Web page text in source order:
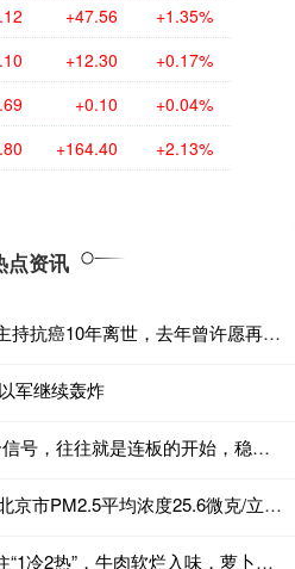
+47.56 +1.35%
+12.30 +0.17%
+0.10 +0.04%
+164.40 +2.13%
点资讯
太原股票配资网官网 37岁女主持抗癌10年离世，去年曾许愿再活5年，讣告看哭网友
军继续轰炸
线上股票配资 股票出现这4个信号，往往就是连板的开始，稳捉二波连板主升浪！
9688策略宝APP下载 前10月北京市PM2.5平均浓度25.6微克/立方米
创融界配资 牛肉炖萝卜，记住“1冷2热”，牛肉软烂入味，萝卜晶莹剔透，好吃